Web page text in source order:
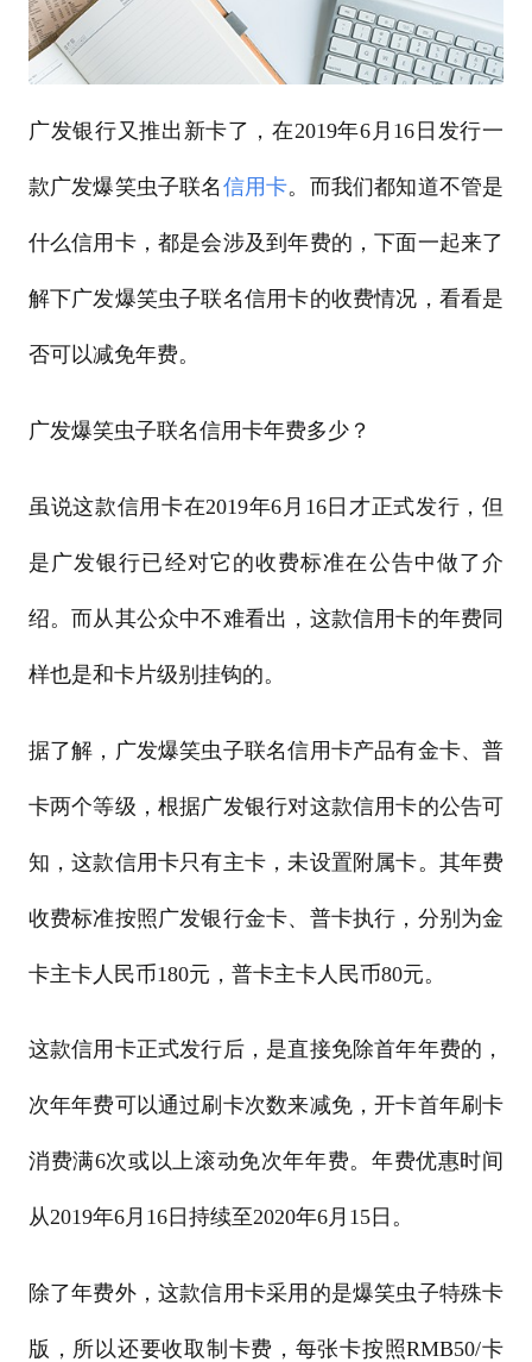
广发银行又推出新卡了，在2019年6月16日发行一
款广发爆笑虫子联名 信用卡。而我们都知道不管是
什么信用卡，都是会涉及到年费的，下面一起来了
解下广发爆笑虫子联名信用卡的收费情况，看看是
否可以减免年费。
广发爆笑虫子联名信用卡年费多少？
虽说这款信用卡在2019年6月16日才正式发行，但
是广发银行已经对它的收费标准在公告中做了介
绍。而从其公众中不难看出，这款信用卡的年费同
样也是和卡片级别挂钩的。
据了解，广发爆笑虫子联名信用卡产品有金卡、普
卡两个等级，根据广发银行对这款信用卡的公告可
知，这款信用卡只有主卡，未设置附属卡。其年费
收费标准按照广发银行金卡、普卡执行，分别为金
卡主卡人民币180元，普卡主卡人民币80元。
这款信用卡正式发行后，是直接免除首年年费的，
次年年费可以通过刷卡次数来减免，开卡首年刷卡
消费满6次或以上滚动免次年年费。年费优惠时间
从2019年6月16日持续至2020年6月15日。
除了年费外，这款信用卡采用的是爆笑虫子特殊卡
版，所以还要收取制卡费，每张卡按照RMB50/卡